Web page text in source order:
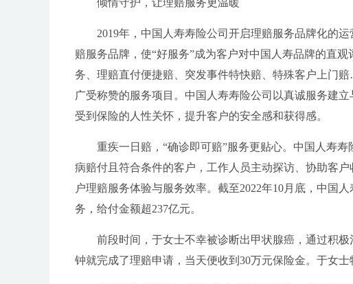
倾情守护，让理赔服务更温暖
2019年，中国人寿寿险公司开启理赔服务品牌化的
赔服务品牌，使“好服务”成为客户对中国人寿品牌的直
务、理赔直付便捷赔、突发事件特快赔、特殊客户上门
广受称赞的服务项目。中国人寿寿险公司以真诚服务建
受到保险的人性关怀，提升客户的安全感和获得感。
重疾一日赔，“确诊即可赔”服务更贴心。中国人寿
病赔付且符合条件的客户，工作人员主动探访、协助客
户理赔服务体验与服务效率。截至2022年10月底，中国
务，给付金额超237亿元。
前段时间，于女士不幸被诊断出甲状腺癌，通过积
钟就完成了理赔申请，当天便收到30万元保险金。于女士